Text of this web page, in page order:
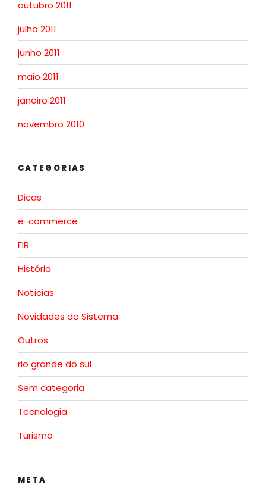
outubro 2011
julho 2011
junho 2011
maio 2011
janeiro 2011
novembro 2010
CATEGORIAS
Dicas
e-commerce
FIR
História
Notícias
Novidades do Sistema
Outros
rio grande do sul
Sem categoria
Tecnologia
Turismo
META